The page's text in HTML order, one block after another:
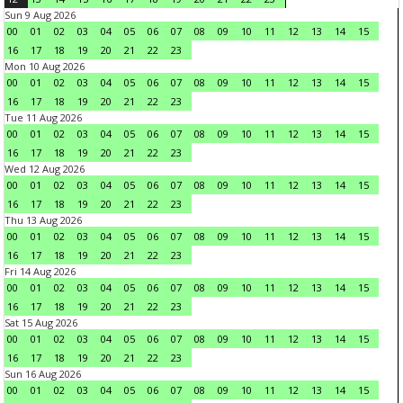
Sun 9 Aug 2026
00
01 02 03 04 05 06 07 08 09 10 11 12 13 14
15
16
17 18 19 20 21 22
23
Mon 10 Aug 2026
00
01 02 03 04 05 06 07 08 09 10 11 12 13 14
15
16
17 18 19 20 21 22
23
Tue 11 Aug 2026
00
01 02 03 04 05 06 07 08 09 10 11 12 13 14
15
16
17 18 19 20 21 22
23
Wed 12 Aug 2026
00
01 02 03 04 05 06 07 08 09 10 11 12 13 14
15
16
17 18 19 20 21 22
23
Thu 13 Aug 2026
00
01 02 03 04 05 06 07 08 09 10 11 12 13 14
15
16
17 18 19 20 21 22
23
Fri 14 Aug 2026
00
01 02 03 04 05 06 07 08 09 10 11 12 13 14
15
16
17 18 19 20 21 22
23
Sat 15 Aug 2026
00
01 02 03 04 05 06 07 08 09 10 11 12 13 14
15
16
17 18 19 20 21 22
23
Sun 16 Aug 2026
00
01 02 03 04 05 06 07 08 09 10 11 12 13 14
15